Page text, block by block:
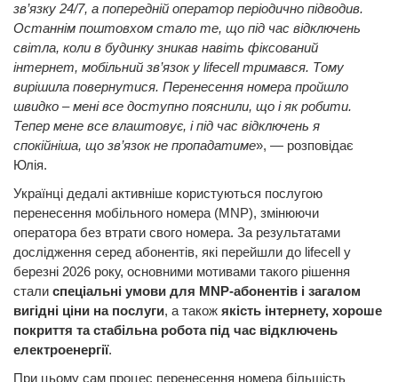
зв’язку 24/7, а попередній оператор періодично підводив.
Останнім поштовхом стало те, що під час відключень
світла, коли в будинку зникав навіть фіксований
інтернет, мобільний зв’язок у lifecell тримався. Тому
вирішила повернутися. Перенесення номера пройшло
швидко – мені все доступно пояснили, що і як робити.
Тепер мене все влаштовує, і під час відключень я
спокійніша, що зв’язок не пропадатиме», — розповідає
Юлія.
Українці дедалі активніше користуються послугою
перенесення мобільного номера (MNP), змінюючи
оператора без втрати свого номера. За результатами
дослідження серед абонентів, які перейшли до lifecell у
березні 2026 року, основними мотивами такого рішення
стали спеціальні умови для MNP-абонентів і загалом
вигідні ціни на послуги, а також якість інтернету, хороше
покриття та стабільна робота під час відключень
електроенергії.
При цьому сам процес перенесення номера більшість